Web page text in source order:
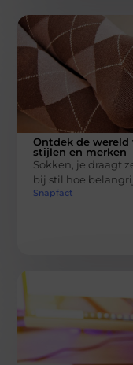
Ontdek de wereld
stijlen en merken
Sokken, je draagt
bij stil hoe
Snapfact